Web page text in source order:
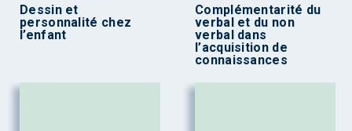
Dessin et
personnalité chez
l’enfant
Complémentarité du
verbal et du non
verbal dans
l’acquisition de
connaissances